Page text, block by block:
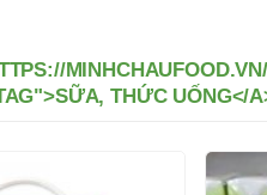
THỨC UỐNG</
-3%